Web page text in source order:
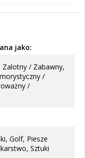
jako:
Zalotny / Zabawny,
/
/
Golf, Piesze
Sztuki